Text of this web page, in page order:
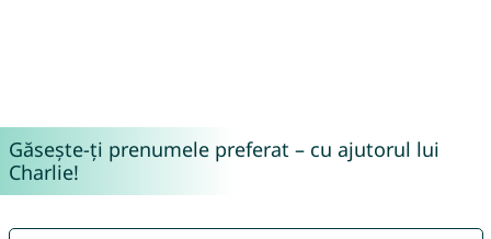
Găsește-ți prenumele preferat – cu ajutorul lui
Charlie!